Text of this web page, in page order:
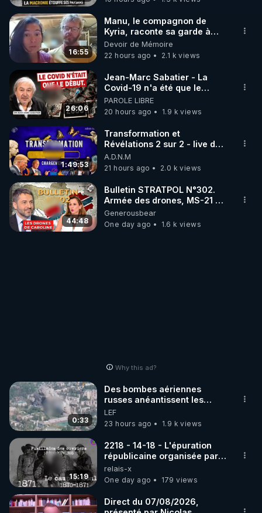
16:55
Manu, le compagnon de
Kyria, raconte sa garde à
vue musclée. PARTAGEZ!
Devoir de Mémoire
22 hours ago
2.1 k views
26:06
Jean-Marc Sabatier - La
Covid-19 n'a été que le
début - L'ARNm & l'ARNm-aa
jusqu où auront-t-il ?
PAROLE LIBRE
20 hours ago
1.9 k views
1:49:53
Transformation et
Révélations 2 sur 2 - live du
07/08/26
A.D.N.M
21 hours ago
2.0 k views
44:48
Bulletin STRATPOL N°302.
Armée des drones, MS-21 en
série, missiles coréens.
07.08.2026.
Generousbear
One day ago
1.6 k views
Why this ad?
0:33
Des bombes aériennes
russes anéantissent les
centres de contrôle de
drones de 3 brigades
ukrainienne
LEF
23 hours ago
1.9 k views
15:19
2218 - 14-18 - L'épuration
républicaine organisée par
les frères de la truelle
relais-x
One day ago
179 views
Direct du 07/08/2026,